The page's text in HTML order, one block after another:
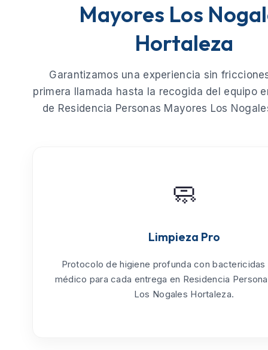
Mayores Los
Hortaleza
Garantizamos una experiencia sin
primera llamada hasta la recogida del equipo
de Residencia Personas Mayores Los
🧼
Limpieza Pro
Protocolo dehigiene profunda con bactericidas
médico para cada entrega en Residencia
Los Nogales Hortaleza.